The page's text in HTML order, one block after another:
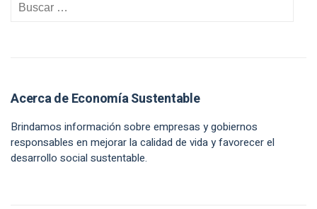
Acerca de Economía Sustentable
Brindamos información sobre empresas y gobiernos
responsables en mejorar la calidad de vida y favorecer el
desarrollo social sustentable.